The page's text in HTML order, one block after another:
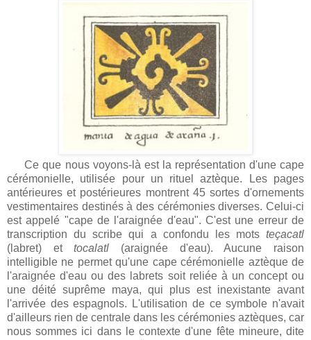
Ce que nous voyons-là est la représentation d'une cape
cérémonielle, utilisée pour un rituel aztèque. Les pages
antérieures et postérieures montrent 45 sortes d'ornements
vestimentaires destinés à des cérémonies diverses. Celui-ci
est appelé "cape de l'araignée d'eau". C'est une erreur de
transcription du scribe qui a confondu les mots teçacatl
(labret) ettocalatl (araignée d'eau). Aucune raison
intelligible ne permet qu'une cape cérémonielle aztèque de
l'araignée d'eau ou des labrets soit reliée à un concept ou
une déité suprême maya, qui plus est inexistante avant
l'arrivée des espagnols. L'utilisation de ce symbole n'avait
d'ailleurs rien de centrale dans les cérémonies aztèques, car
nous sommes ici dans le contexte d'une fête mineure, dite